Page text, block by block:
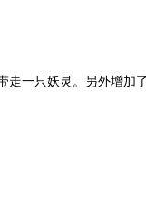
一只妖灵。另外增